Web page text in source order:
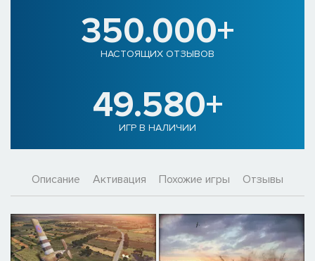
350.000+
НАСТОЯЩИХ ОТЗЫВОВ
49.580+
ИГР В НАЛИЧИИ
Описание Активация Похожие игры Отзывы